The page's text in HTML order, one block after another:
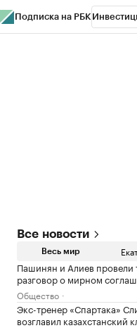
Подписка на РБК
Все новости
Весь мир
Пашинян и Алиев провели
разговор о мирном
Общество
Экс-тренер «Спартака»
возглавил казахстанский